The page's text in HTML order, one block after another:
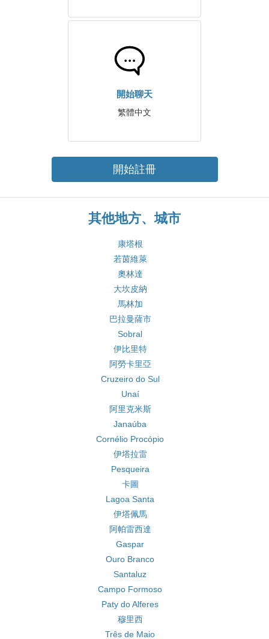
開始聊天
繁體中文
開始註冊
其他地方、城市
康塔根
若茵維萊
奧林達
大坎皮納
馬林加
巴拉曼薩市
Sobral
伊比里特
阿勞卡里亞
Cruzeiro do Sul
Unaí
阿里克米斯
Janaúba
Cornélio Procópio
伊塔拉雷
Pesqueira
卡圖
Lagoa Santa
伊塔佩馬
阿帕雷西達
Gaspar
Ouro Branco
Santaluz
Campo Formoso
Paty do Alferes
穆里西
Três de Maio